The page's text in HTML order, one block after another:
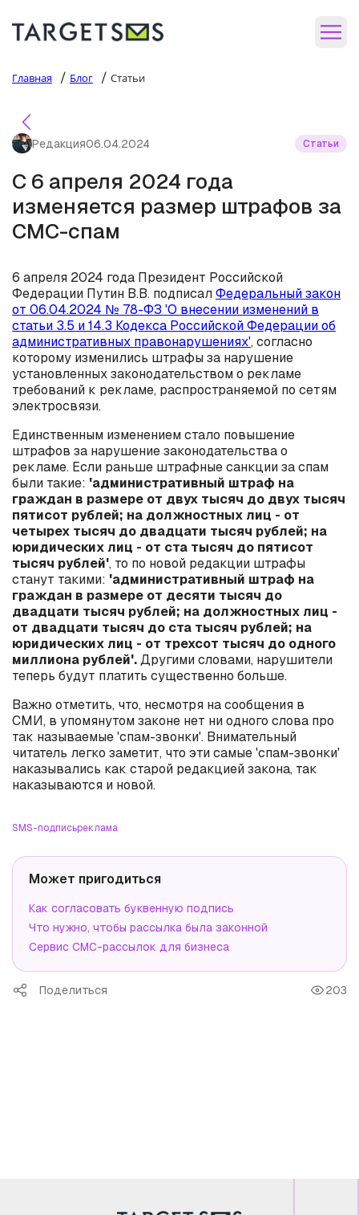
Главная / Блог / Статьи
Редакция06.04.2024 Статьи
С 6 апреля 2024 года
изменяется размер штрафов за
СМС-спам
6 апреля 2024 года Президент Российской
Федерации Путин В.В. подписалФедеральный закон
от 06.04.2024 № 78-ФЗ 'О внесении изменений в
статьи 3.5 и 14.3 Кодекса Российской Федерации об
административных правонарушениях', согласно
которому изменились штрафы за нарушение
установленных законодательством о рекламе
требований к рекламе, распространяемой по сетям
электросвязи.
Единственным изменением стало повышение
штрафов за нарушение законодательства о
рекламе. Если раньше штрафные санкции за спам
были такие: 'административный штраф на
граждан в размере от двух тысяч до двух тысяч
пятисот рублей; на должностных лиц - от
четырех тысяч до двадцати тысяч рублей; на
юридических лиц - от ста тысяч до пятисот
тысяч рублей', то по новой редакции штрафы
станут такими: 'административный штраф на
граждан в размере от десяти тысяч до
двадцати тысяч рублей; на должностных лиц -
от двадцати тысяч до ста тысяч рублей; на
юридических лиц - от трехсот тысяч до одного
миллиона рублей'.Другими словами, нарушители
теперь будут платить существенно больше.
Важно отметить, что, несмотря на сообщения в
СМИ, в упомянутом законе нет ни одного слова про
так называемые 'спам-звонки'. Внимательный
читатель легко заметит, что эти самые 'спам-звонки'
наказывались как старой редакцией закона, так
наказываются и новой.
SMS-подписьреклама
Может пригодиться
Как согласовать буквенную подпись
Что нужно, чтобы рассылка была законной
Сервис СМС-рассылок для бизнеса
Поделиться 203